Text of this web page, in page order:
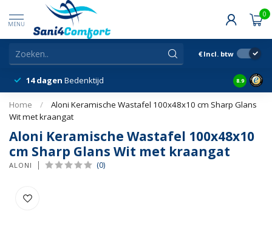
MENU
0
€ Incl. btw
14 dagen Bedenktijd Snelle
8.9
Home /
Aloni Keramische Wastafel 100x48x10 cm Sharp Glans
Wit met kraangat
Aloni Keramische Wastafel 100x48x10
cm Sharp Glans Wit met kraangat
ALONI (0)